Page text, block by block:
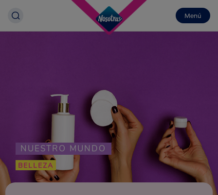
Menú
NUESTRO MUNDO
BELLEZA